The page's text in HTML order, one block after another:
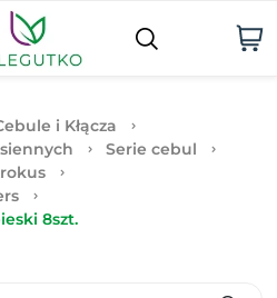
i Kłącza
Serie cebul
8szt.